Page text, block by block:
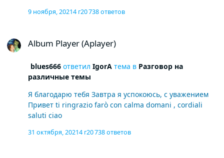
но ... ap2gui.exe. нет У меня только ap2web и
получить доступ к музыкальному устройству на
чтобы смонтировать их как сетевые диски, к
сожалению, я не умею. это ниже для меня сложнее 2)
первом, так и на втором компьютере. а то я не понял
можно, или стоит использовать другой плеер?
Mediamonkey, foob2000 наш дорогой и любимый
Aplayer не может? Прошу прощения за потерю
9 ноября, 20214 г20 738 ответов
Album Player (Aplayer)
blues666ответил IgorAтема в Разговор на
различные темы
Я благодарю тебя Завтра я успокоюсь, с уважением
Привет ti ringrazio farò con calma domani , cordiali
saluti ciao
31 октября, 20214 г20 738 ответов